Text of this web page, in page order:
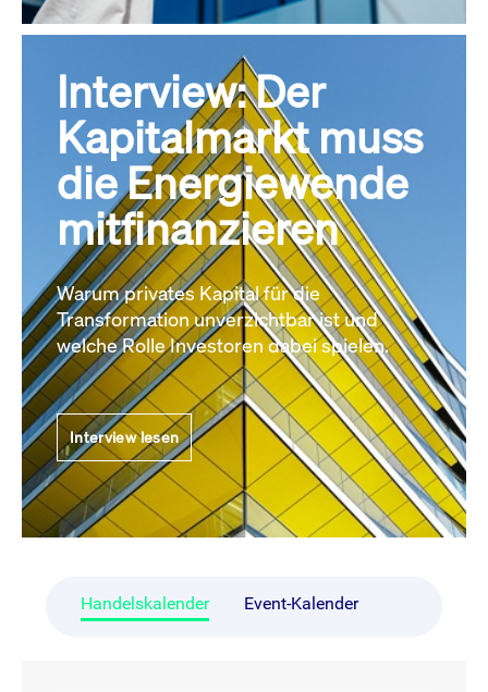
Interview: Der
Kapitalmarkt muss
die Energiewende
mitfinanzieren
Warum privates Kapital für die
Transformation unverzichtbar ist und
welche Rolle Investoren dabei spielen.
Interview lesen
Handelskalender Event-Kalender